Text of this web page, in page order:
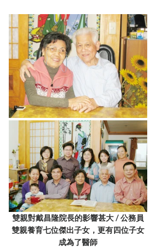
雙親對戴昌隆院長的影響甚大 / 公務員
雙親養育七位傑出子女，更有四位子女
成為了醫師